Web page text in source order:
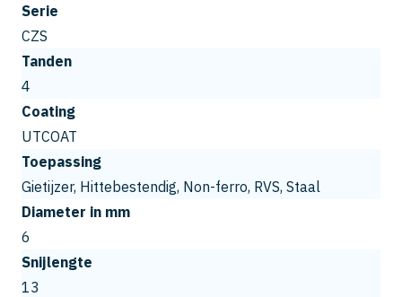
Serie
CZS
Tanden
4
Coating
UTCOAT
Toepassing
Gietijzer, Hittebestendig, Non-ferro, RVS, Staal
Diameter in mm
6
Snijlengte
13